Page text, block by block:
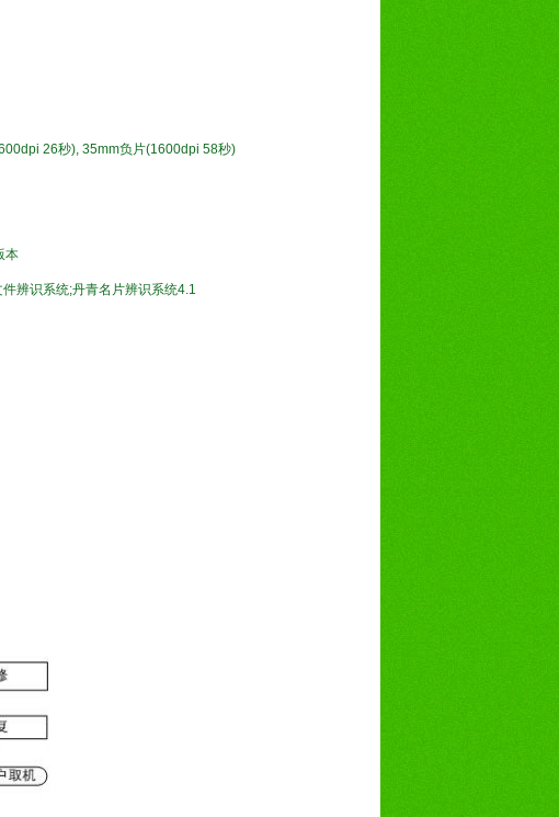
26秒), 35mm负片(1600dpi 58秒)
本
辨识系统;丹青名片辨识系统4.1